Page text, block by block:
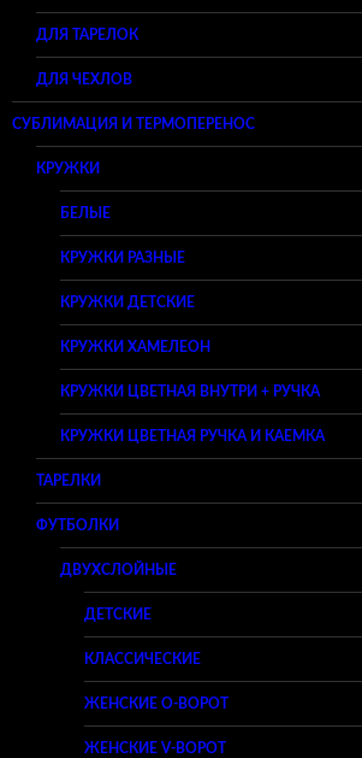
ДЛЯ ТАРЕЛОК
ДЛЯ ЧЕХЛОВ
СУБЛИМАЦИЯ И ТЕРМОПЕРЕНОС
КРУЖКИ
БЕЛЫЕ
КРУЖКИ РАЗНЫЕ
КРУЖКИ ДЕТСКИЕ
КРУЖКИ ХАМЕЛЕОН
КРУЖКИ ЦВЕТНАЯ ВНУТРИ + РУЧКА
КРУЖКИ ЦВЕТНАЯ РУЧКА И КАЕМКА
ТАРЕЛКИ
ФУТБОЛКИ
ДВУХСЛОЙНЫЕ
ДЕТСКИЕ
КЛАССИЧЕСКИЕ
ЖЕНСКИЕ O-ВОРОТ
ЖЕНСКИЕ V-ВОРОТ